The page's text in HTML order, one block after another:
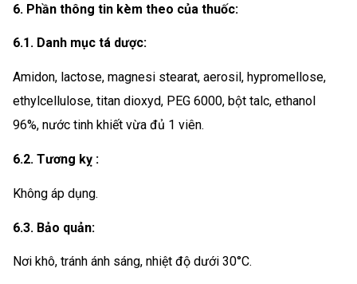
6. Phần thông tin kèm theo của thuốc:
6.1. Danh mục tá dược:
Amidon, lactose, magnesi stearat, aerosil, hypromellose,
ethylcellulose, titan dioxyd, PEG 6000, bột talc, ethanol
96%, nước tinh khiết vừa đủ 1 viên.
6.2. Tương kỵ :
Không áp dụng.
6.3. Bảo quản:
Nơi khô, tránh ánh sáng, nhiệt độ dưới 30°C.